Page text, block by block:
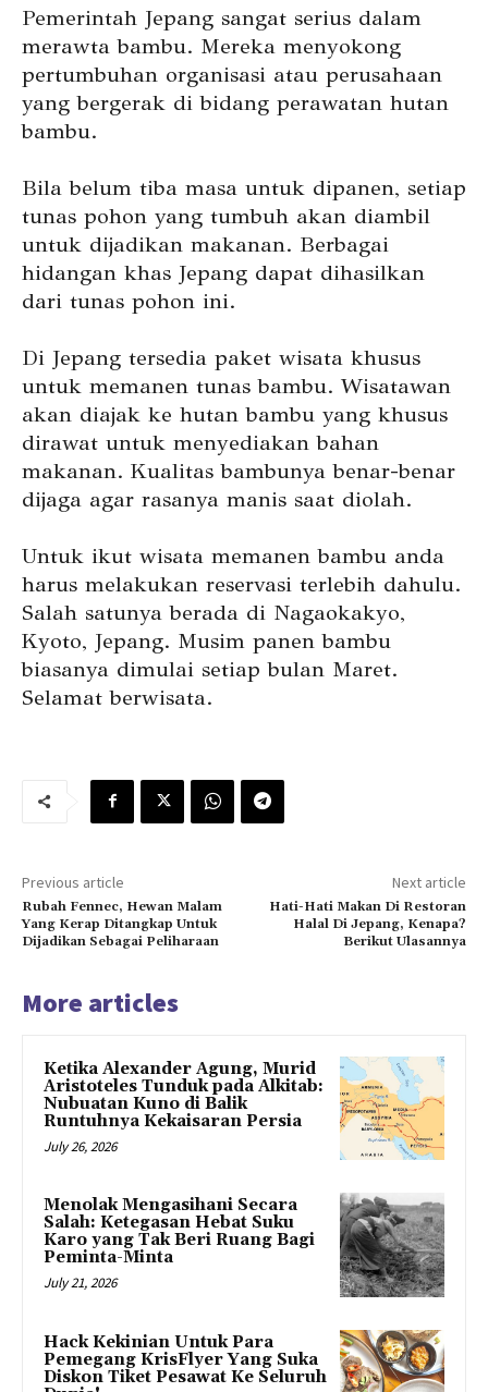
Pemerintah Jepang sangat serius dalam
merawta bambu. Mereka menyokong
pertumbuhan organisasi atau perusahaan
yang bergerak di bidang perawatan hutan
bambu.
Bila belum tiba masa untuk dipanen, setiap
tunas pohon yang tumbuh akan diambil
untuk dijadikan makanan. Berbagai
hidangan khas Jepang dapat dihasilkan
dari tunas pohon ini.
Di Jepang tersedia paket wisata khusus
untuk memanen tunas bambu. Wisatawan
akan diajak ke hutan bambu yang khusus
dirawat untuk menyediakan bahan
makanan. Kualitas bambunya benar-benar
dijaga agar rasanya manis saat diolah.
Untuk ikut wisata memanen bambu anda
harus melakukan reservasi terlebih dahulu.
Salah satunya berada di Nagaokakyo,
Kyoto, Jepang. Musim panen bambu
biasanya dimulai setiap bulan Maret.
Selamat berwisata.
Previous article
Rubah Fennec, Hewan Malam
Yang Kerap Ditangkap Untuk
Dijadikan Sebagai Peliharaan
Next article
Hati-Hati Makan Di Restoran
Halal Di Jepang, Kenapa?
Berikut Ulasannya
More articles
Ketika Alexander Agung, Murid
Aristoteles Tunduk pada Alkitab:
Nubuatan Kuno di Balik
Runtuhnya Kekaisaran Persia
July 26, 2026
Menolak Mengasihani Secara
Salah: Ketegasan Hebat Suku
Karo yang Tak Beri Ruang Bagi
Peminta-Minta
July 21, 2026
Hack Kekinian Untuk Para
Pemegang KrisFlyer Yang Suka
Diskon Tiket Pesawat Ke Seluruh